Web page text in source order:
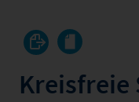
Kreisfreie